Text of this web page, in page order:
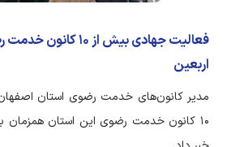
فعالیت جهادی بیش از
اربعین
مدیر کانون‌های خدمت رضوی استان
۱۰ کانون خدمت رضوی این استان همزمان